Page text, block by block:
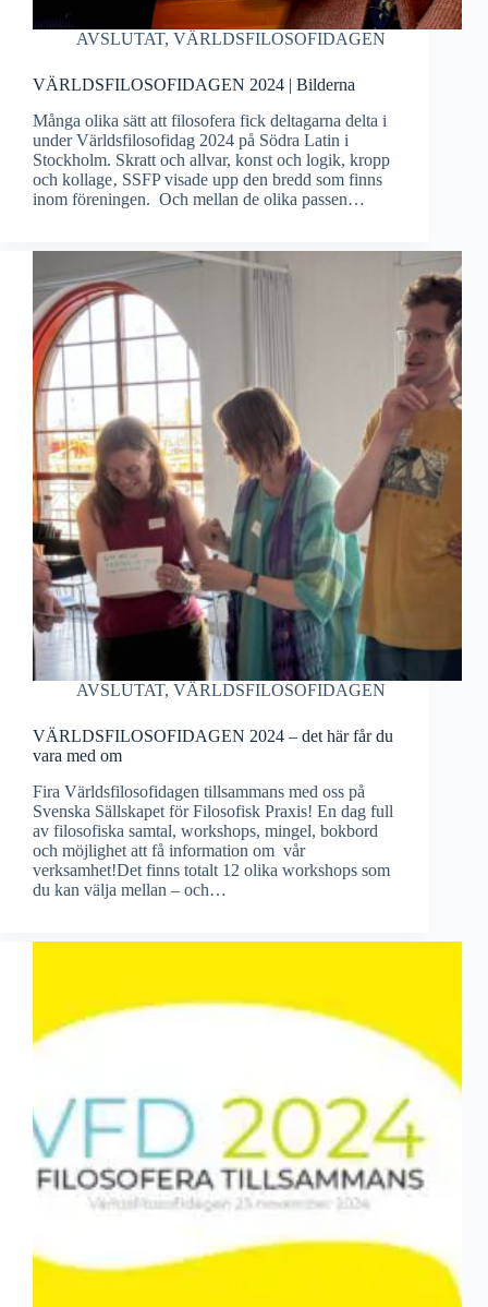
AVSLUTAT, VÄRLDSFILOSOFIDAGEN
VÄRLDSFILOSOFIDAGEN 2024 | Bilderna
Många olika sätt att filosofera fick deltagarna delta i
under Världsfilosofidag 2024 på Södra Latin i
Stockholm. Skratt och allvar, konst och logik, kropp
och kollage‚ SSFP visade upp den bredd som finns
inom föreningen. Och mellan de olika passen…
AVSLUTAT, VÄRLDSFILOSOFIDAGEN
VÄRLDSFILOSOFIDAGEN 2024 – det här får du
vara med om
Fira Världsfilosofidagen tillsammans med oss på
Svenska Sällskapet för Filosofisk Praxis! En dag full
av filosofiska samtal, workshops, mingel, bokbord
och möjlighet att få information om vår
verksamhet!Det finns totalt 12 olika workshops som
du kan välja mellan – och…